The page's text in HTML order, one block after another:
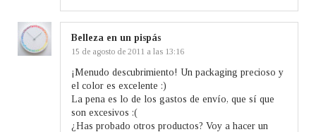
Belleza en un pispás
15 de agosto de 2011 a las 13:16
¡Menudo descubrimiento! Un packaging precioso y
el color es excelente :)
La pena es lo de los gastos de envío, que sí que
son excesivos :(
¿Has probado otros productos? Voy a hacer un